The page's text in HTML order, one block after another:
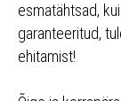
esmatähtsad,
garanteeritud,
ehitamist!